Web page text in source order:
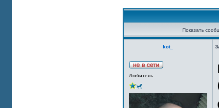
Показать
kot_
Любитель